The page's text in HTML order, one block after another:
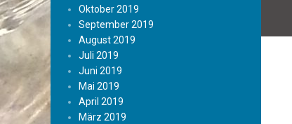
Oktober 2019
September 2019
August 2019
Juli 2019
Juni 2019
Mai 2019
April 2019
März 2019